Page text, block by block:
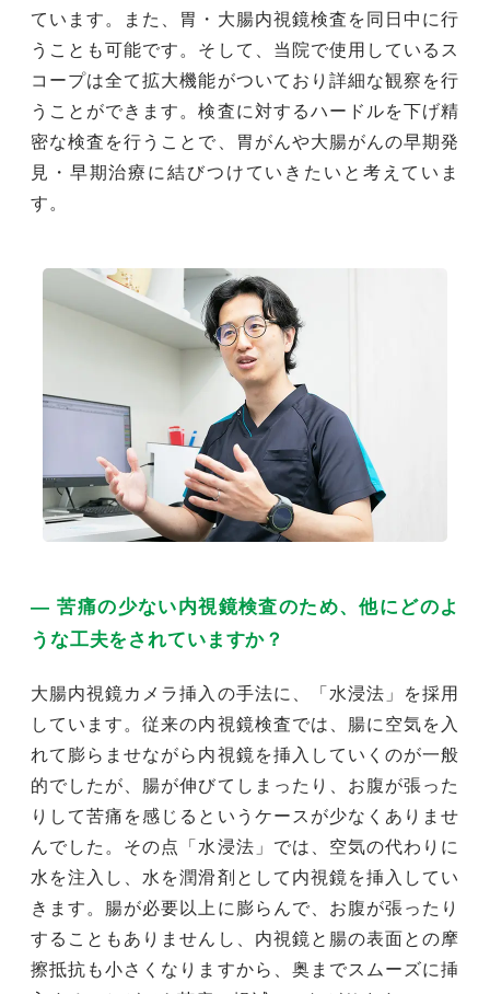
ています。また、胃・大腸内視鏡検査を同日中に行
うことも可能です。そして、当院で使用しているス
コープは全て拡大機能がついており詳細な観察を行
うことができます。検査に対するハードルを下げ精
密な検査を行うことで、胃がんや大腸がんの早期発
見・早期治療に結びつけていきたいと考えていま
す。
― 苦痛の少ない内視鏡検査のため、他にどのよ
うな工夫をされていますか？
大腸内視鏡カメラ挿入の手法に、「水浸法」を採用
しています。従来の内視鏡検査では、腸に空気を入
れて膨らませながら内視鏡を挿入していくのが一般
的でしたが、腸が伸びてしまったり、お腹が張った
りして苦痛を感じるというケースが少なくありませ
んでした。その点「水浸法」では、空気の代わりに
水を注入し、水を潤滑剤として内視鏡を挿入してい
きます。腸が必要以上に膨らんで、お腹が張ったり
することもありませんし、内視鏡と腸の表面との摩
擦抵抗も小さくなりますから、奥までスムーズに挿